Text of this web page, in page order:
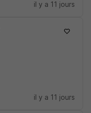
il y a 11 jours
il y a 11 jours